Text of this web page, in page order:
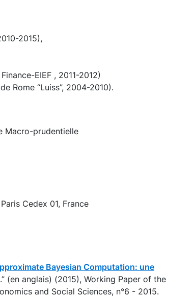
2015),
EIEF , 2011-2012)
Rome “Luiss”, 2004-2010).
Macro-prudentielle
Cedex 01, France
Bayesian Computation: une
(en anglais) (2015), Working Paper of the
and Social Sciences, n°6 - 2015.